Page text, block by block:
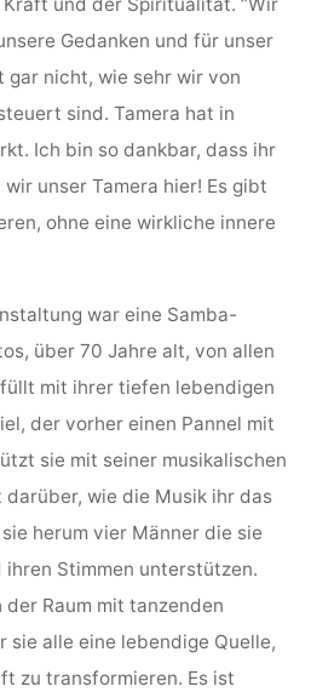
und der Spiritualität. “Wir
Gedanken und für unser
gar nicht, wie sehr wir von
sind. Tamera hat in
Ich bin so dankbar, dass ihr
unser Tamera hier! Es gibt
ohne eine wirkliche innere
war eine Samba-
über 70 Jahre alt, von allen
mit ihrer tiefen lebendigen
der vorher einen Pannel mit
sie mit seiner musikalischen
darüber, wie die Musik ihr das
herum vier Männer die sie
Stimmen unterstützen.
Raum mit tanzenden
sie alle eine lebendige Quelle,
zu transformieren. Es ist